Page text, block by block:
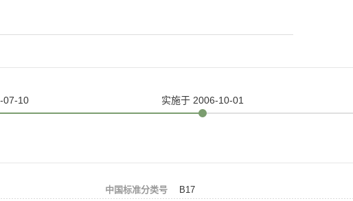
07-10 实施于 2006-10-01
中国标准分类号
B17